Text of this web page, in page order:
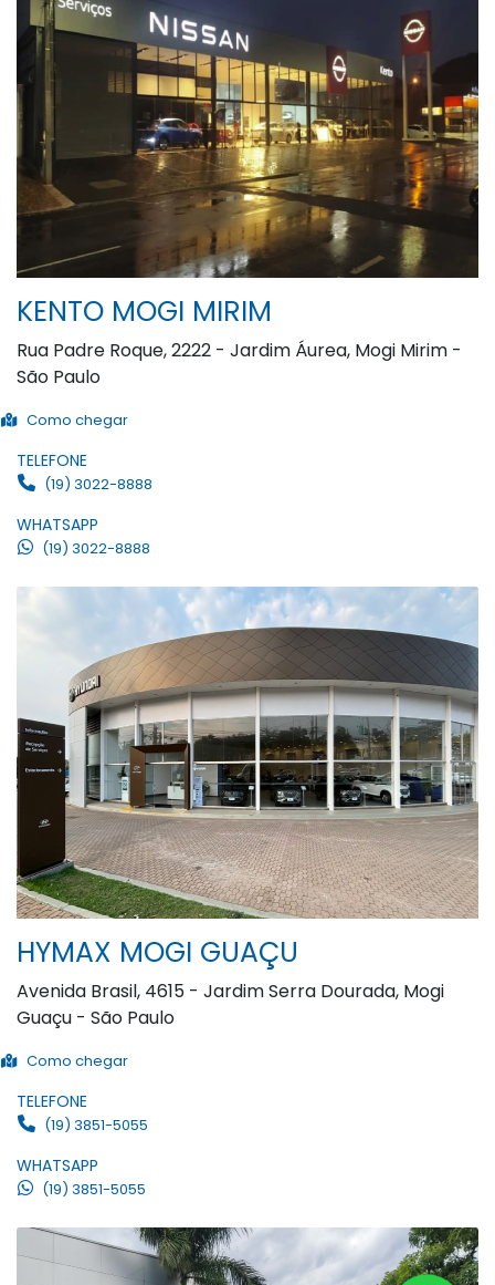
KENTO MOGI MIRIM
Rua Padre Roque, 2222 - Jardim Áurea, Mogi Mirim -
São Paulo
Como chegar
TELEFONE
(19) 3022-8888
WHATSAPP
(19) 3022-8888
HYMAX MOGI GUAÇU
Avenida Brasil, 4615 - Jardim Serra Dourada, Mogi
Guaçu - São Paulo
Como chegar
TELEFONE
(19) 3851-5055
WHATSAPP
(19) 3851-5055